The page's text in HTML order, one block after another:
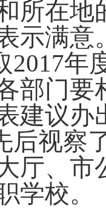
所在地
示满意
2017年
部门
建议办
后视察
厅、市
学校。